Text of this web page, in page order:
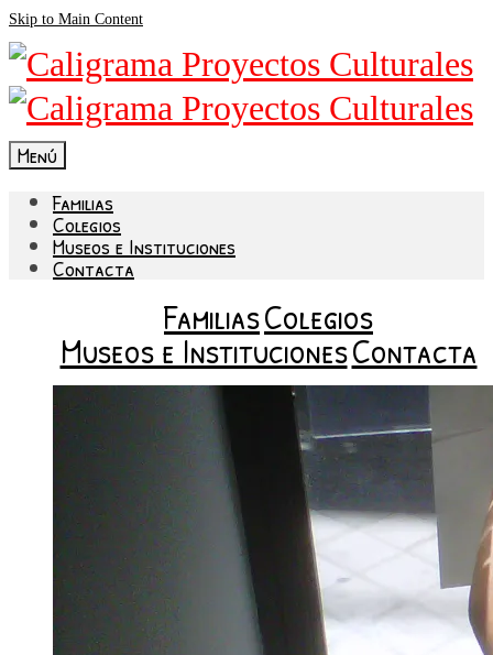
Skip to Main Content
Menú
Familias
Colegios
Museos e Instituciones
Contacta
FamiliasColegios
Museos e InstitucionesContacta